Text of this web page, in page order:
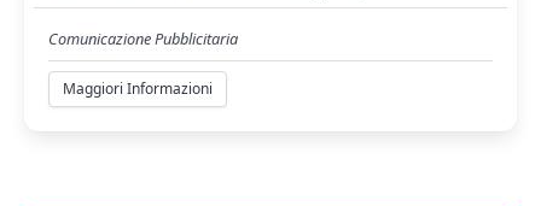
Comunicazione Pubblicitaria
Maggiori Informazioni